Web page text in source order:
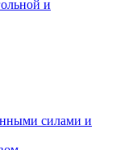
и
силами и